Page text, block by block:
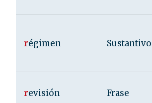
régimen Sustantivo
revisión
Frase